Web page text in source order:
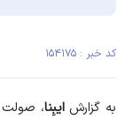
کد خبر : ۱۵۴۱۷۵
به گزارشایبِنا، صولت